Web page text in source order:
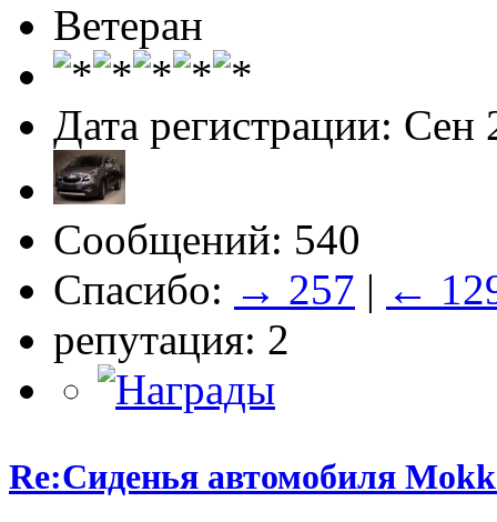
Ветеран
Дата регистрации: Сен
Сообщений: 540
Спасибо: → 257 | ←
репутация: 2
Re:Сиденья автомобиля